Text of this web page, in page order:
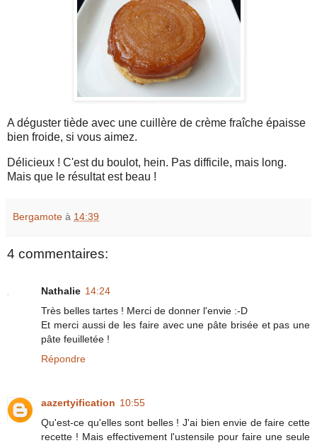
A déguster tiède avec une cuillère de crème fraîche épaisse
bien froide, si vous aimez.
Délicieux ! C'est du boulot, hein. Pas difficile, mais long.
Mais que le résultat est beau !
Bergamote à 14:39
4 commentaires:
Nathalie 14:24
Très belles tartes ! Merci de donner l'envie :-D
Et merci aussi de les faire avec une pâte brisée et pas une
pâte feuilletée !
Répondre
aazertyification 10:55
Qu'est-ce qu'elles sont belles ! J'ai bien envie de faire cette
recette ! Mais effectivement l'ustensile pour faire une seule